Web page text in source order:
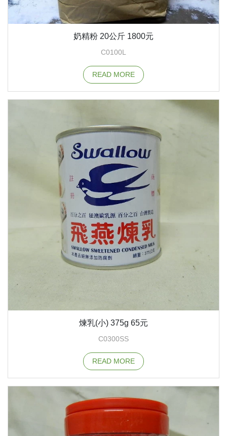
奶精粉 20公斤 1800元
C0100L
READ MORE
煉乳(小) 375g 65元
C0300SS
READ MORE